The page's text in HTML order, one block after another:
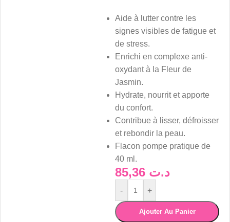
Aide à lutter contre les
signes visibles de fatigue et
de stress.
Enrichi en complexe anti-
oxydant à la Fleur de
Jasmin.
Hydrate, nourrit et apporte
du confort.
Contribue à lisser, défroisser
et rebondir la peau.
Flacon pompe pratique de
40 ml.
د.ت
- +
Ajouter Au Panier